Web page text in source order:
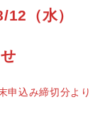
（水）
申込み締切分より